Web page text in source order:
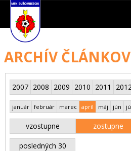
ARCHÍV ČLÁNKOV
2007 2008 2009 2010 2011 2012
január február marec apríl máj jún
vzostupne zostupne
posledných 30